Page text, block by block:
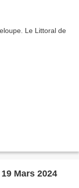
Mars 2024